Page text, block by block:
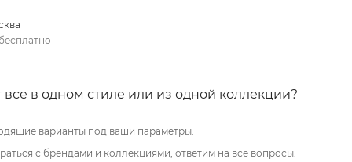
бесплатно
все в одном стиле или из одной коллекции?
варианты под ваши параметры.
с брендами и коллекциями, ответим на все вопросы.